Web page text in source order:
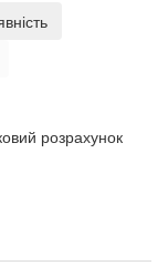
розрахунок